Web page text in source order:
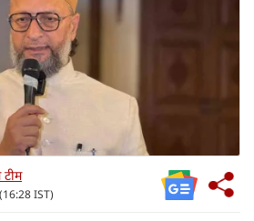
टीम
IST)